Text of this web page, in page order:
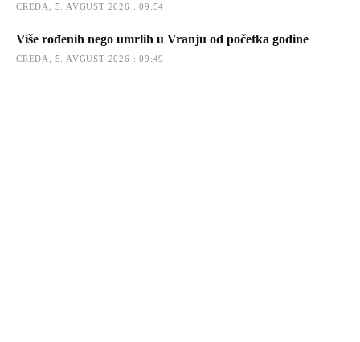
CREDA, 5. AVGUST 2026 : 09:54
Više rođenih nego umrlih u Vranju od početka godine
CREDA, 5. AVGUST 2026 : 09:49